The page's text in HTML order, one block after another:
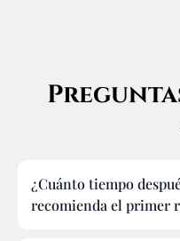
¿Cuánto tiempo
recomienda el primer